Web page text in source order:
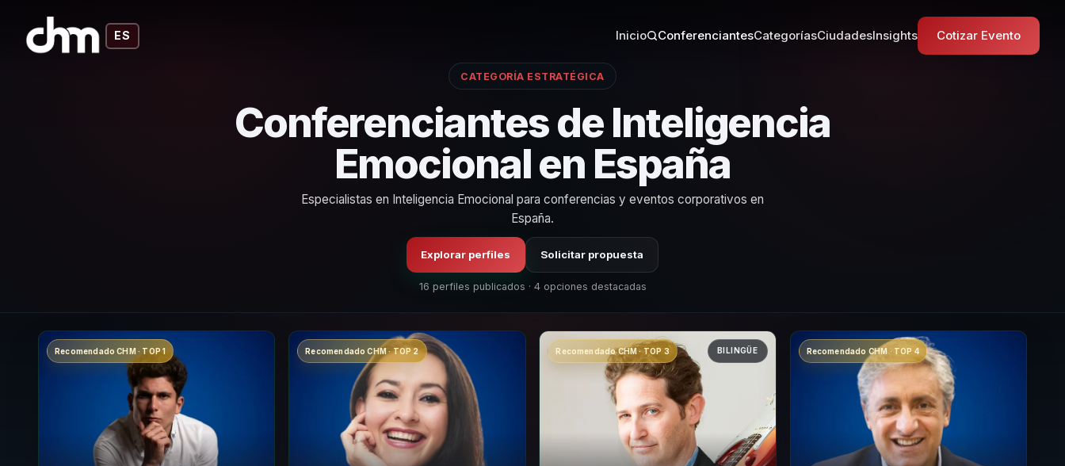
ES Inicio ConferenciantesCategoríasCiudadesInsights Cotizar Evento
CATEGORÍA ESTRATÉGICA
Conferenciantes de Inteligencia
Emocional en España
Especialistas en Inteligencia Emocional para conferencias y eventos corporativos en
España.
Explorar perfiles Solicitar propuesta
16 perfiles publicados · 4 opciones destacadas
Recomendado CHM · TOP 1 Recomendado CHM · TOP 2 Recomendado CHM · TOP 3 BILINGÜE Recomendado CHM · TOP 4